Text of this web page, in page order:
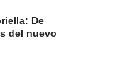
De
del nuevo